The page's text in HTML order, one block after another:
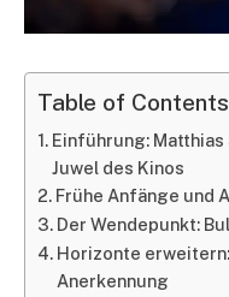
Table of Contents
Einführung: Matthias
Juwel des Kinos
Frühe Anfänge und
Der Wendepunkt:
Horizonte
Anerkennung